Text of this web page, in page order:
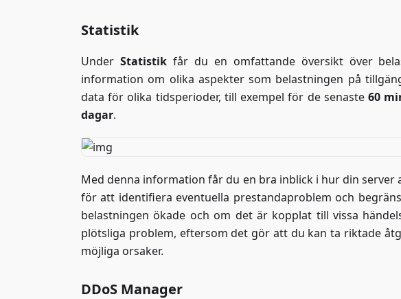
Statistik
Under Statistikfår du en omfattande översikt över
information om olika aspekter som belastningen på
data för olika tidsperioder, till exempel för de senaste 60
dagar.
Med denna information får du en bra inblick i hur din
för att identifiera eventuella prestandaproblem och
belastningen ökade och om det är kopplat till vissa
plötsliga problem, eftersom det gör att du kan ta riktade
möjliga orsaker.
DDoS Manager